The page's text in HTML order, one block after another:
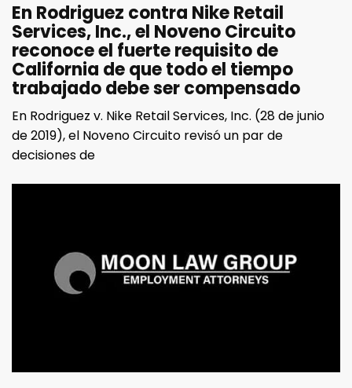
En Rodriguez contra Nike Retail
Services, Inc., el Noveno Circuito
reconoce el fuerte requisito de
California de que todo el tiempo
trabajado debe ser compensado
En Rodriguez v. Nike Retail Services, Inc. (28 de junio
de 2019), el Noveno Circuito revisó un par de
decisiones de